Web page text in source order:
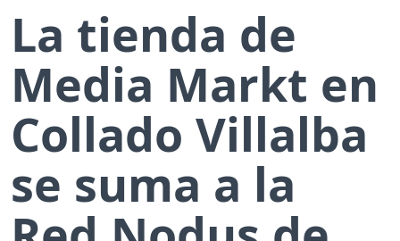
La tienda de
Media Markt en
Collado Villalba
se suma a la